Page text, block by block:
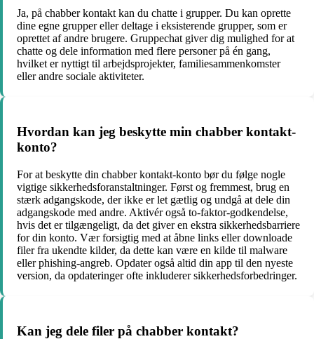
Ja, på chabber kontakt kan du chatte i grupper. Du kan oprette
dine egne grupper eller deltage i eksisterende grupper, som er
oprettet af andre brugere. Gruppechat giver dig mulighed for at
chatte og dele information med flere personer på én gang,
hvilket er nyttigt til arbejdsprojekter, familiesammenkomster
eller andre sociale aktiviteter.
Hvordan kan jeg beskytte min chabber kontakt-
konto?
For at beskytte din chabber kontakt-konto bør du følge nogle
vigtige sikkerhedsforanstaltninger. Først og fremmest, brug en
stærk adgangskode, der ikke er let gætlig og undgå at dele din
adgangskode med andre. Aktivér også to-faktor-godkendelse,
hvis det er tilgængeligt, da det giver en ekstra sikkerhedsbarriere
for din konto. Vær forsigtig med at åbne links eller downloade
filer fra ukendte kilder, da dette kan være en kilde til malware
eller phishing-angreb. Opdater også altid din app til den nyeste
version, da opdateringer ofte inkluderer sikkerhedsforbedringer.
Kan jeg dele filer på chabber kontakt?